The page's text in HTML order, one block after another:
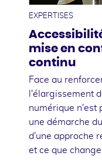
EXPERTISES
mise en
continu
Face au
l'élargissement
numérique n'est
une démarche
d'une approche
et ce que